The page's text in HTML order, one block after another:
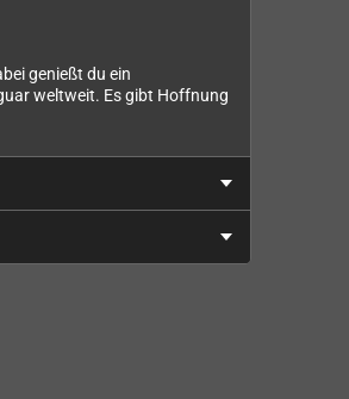
genießt du ein
weltweit. Es gibt Hoffnung